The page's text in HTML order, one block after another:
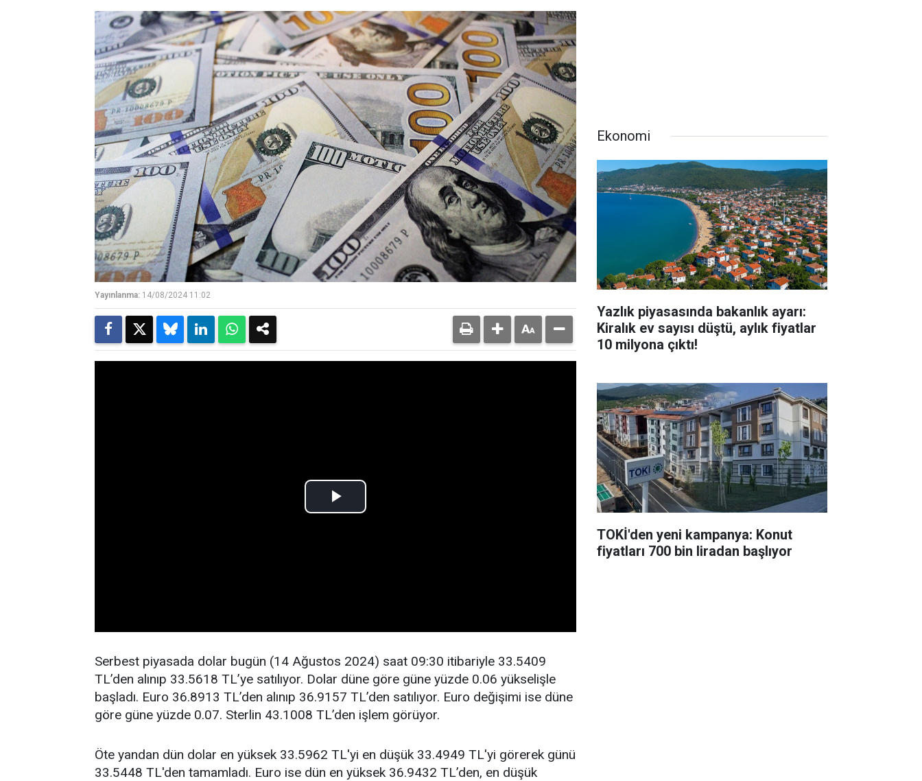
Yayınlanma: 14/08/2024 11:02
Serbest piyasada dolar bugün (14 Ağustos 2024) saat 09:30 itibariyle 33.5409
TL’den alınıp 33.5618 TL’ye satılıyor. Dolar düne göre güne yüzde 0.06 yükselişle
başladı. Euro 36.8913 TL’den alınıp 36.9157 TL’den satılıyor. Euro değişimi ise düne
göre güne yüzde 0.07. Sterlin 43.1008 TL’den işlem görüyor.
Öte yandan dün dolar en yüksek 33.5962 TL'yi en düşük 33.4949 TL'yi görerek günü
33.5448 TL'den tamamladı. Euro ise dün en yüksek 36.9432 TL’den, en düşük
Ekonomi
Yazlık piyasasında bakanlık ayarı:
Kiralık ev sayısı düştü, aylık fiyatlar
10 milyona çıktı!
TOKİ'den yeni kampanya: Konut
fiyatları 700 bin liradan başlıyor